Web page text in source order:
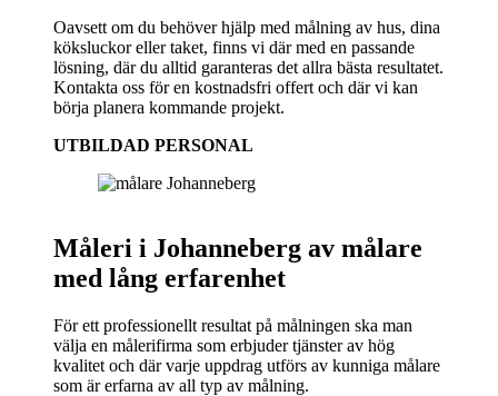
Oavsett om du behöver hjälp med målning av hus, dina
köksluckor eller taket, finns vi där med en passande
lösning, där du alltid garanteras det allra bästa resultatet.
Kontakta oss för en kostnadsfri offert och där vi kan
börja planera kommande projekt.
UTBILDAD PERSONAL
Måleri i Johanneberg av målare
med lång erfarenhet
För ett professionellt resultat på målningen ska man
välja en målerifirma som erbjuder tjänster av hög
kvalitet och där varje uppdrag utförs av kunniga målare
som är erfarna av all typ av målning.